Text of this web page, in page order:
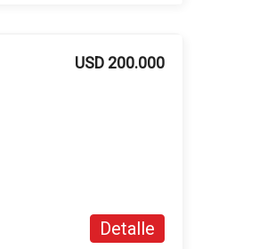
USD 200.000
Detalle